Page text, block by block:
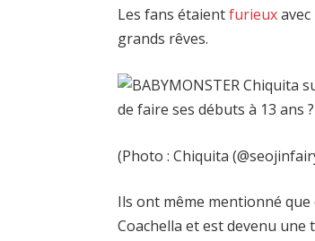
Les fans étaientfurieux
grands rêves.
(Photo : Chiquita
Ils ont même mentionné
Coachella et est devenu une